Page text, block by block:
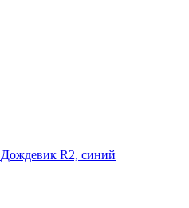
Дождевик R2, синий